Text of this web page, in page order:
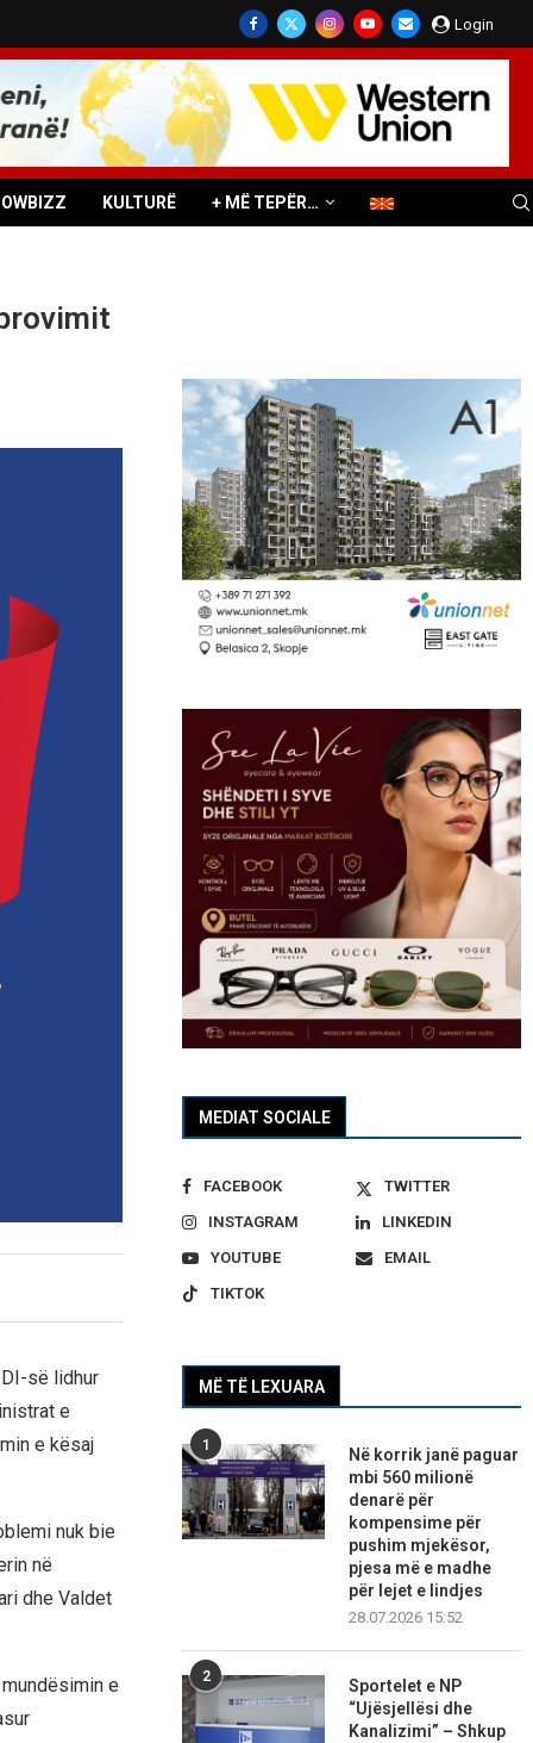
Login
KULTURË + MË TEPËR…
së lidhur
e
e kësaj
nuk bie
në
dhe Valdet
e
MEDIAT SOCIALE
FACEBOOK
TWITTER
INSTAGRAM
LINKEDIN
YOUTUBE
EMAIL
TIKTOK
MË TË LEXUARA
1
Në korrik janë paguar
mbi 560 milionë
denarë për
kompensime për
pushim mjekësor,
pjesa më e madhe
për lejet e lindjes
28.07.2026 15:52
2
Sportelet e NP
“Ujësjellësi dhe
Kanalizimi” – Shkup